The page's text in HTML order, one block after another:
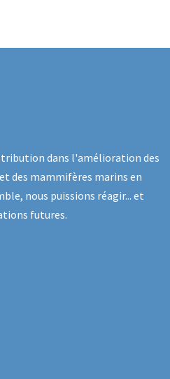
dans l'amélioration des
des mammifères marins en
nous puissions réagir... et
futures.